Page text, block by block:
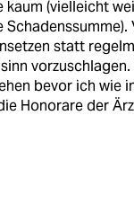
kaum (vielleicht
statt
bevor ich wie
Honorare der